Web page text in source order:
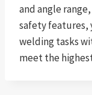
and angle
safety features,
welding tasks
meet the